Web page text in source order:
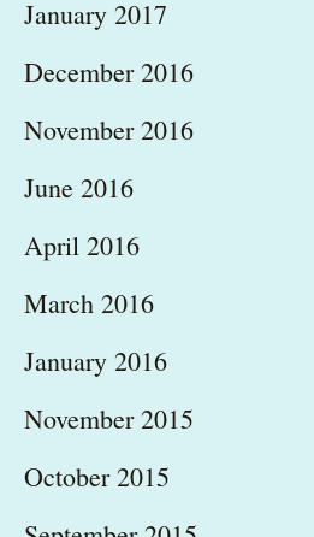
January 2017
December 2016
November 2016
June 2016
April 2016
March 2016
January 2016
November 2015
October 2015